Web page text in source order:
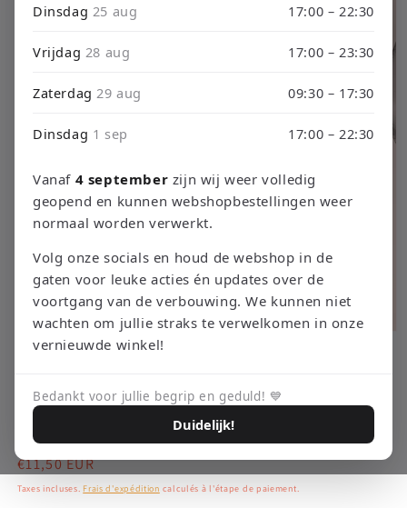
dans
uneAgent voleur GoldenEye -
Gamecube
Prix
habituel
€11,50 EUR
Taxes incluses. Frais d'expédition calculés à l'étape de paiement.
Dinsdag 25 aug 17:00 – 22:30
Vrijdag 28 aug 17:00 – 23:30
Zaterdag29 aug 09:30 – 17:30
Dinsdag 1 sep 17:00 – 22:30
Vanaf 4 september zijn wij weer volledig
geopend en kunnen webshopbestellingen weer
normaal worden verwerkt.
Volg onze socials en houd de webshop in de
gaten voor leuke acties én updates over de
voortgang van de verbouwing. We kunnen niet
wachten om jullie straks te verwelkomen in onze
vernieuwde winkel!
Bedankt voor jullie begrip en geduld! 💙
Duidelijk!